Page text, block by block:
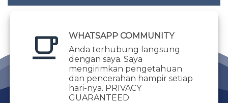
WHATSAPP COMMUNITY
Anda terhubung langsung
dengan saya. Saya
mengirimkan pengetahuan
dan pencerahan hampir setiap
hari-nya. PRIVACY
GUARANTEED